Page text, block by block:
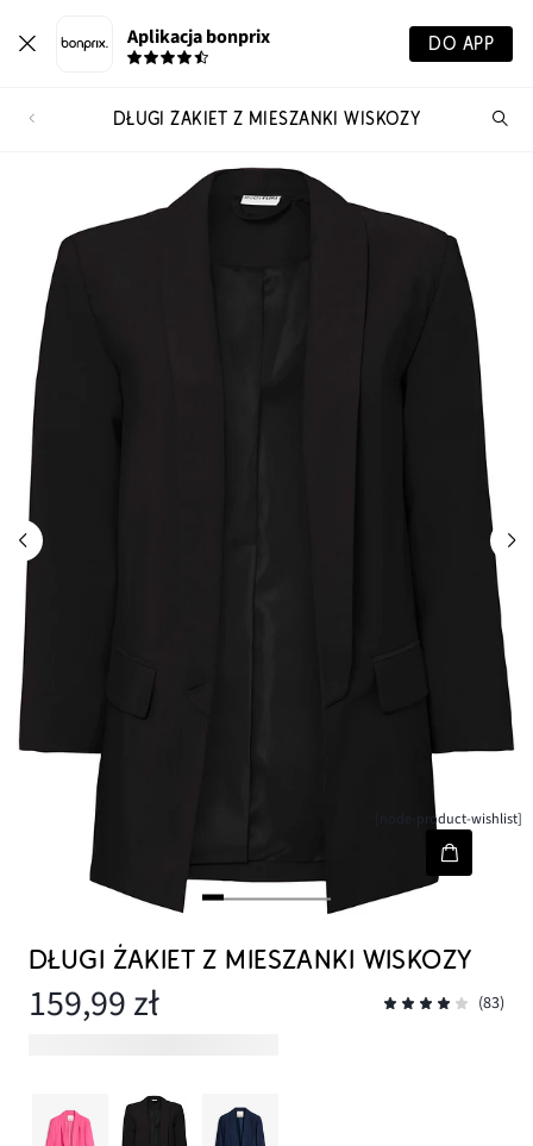
Aplikacja bonprix DO APP
DŁUGI ŻAKIET Z MIESZANKI WISKOZY
[node-product-wishlist]
DŁUGI ŻAKIET Z MIESZANKI WISKOZY
159,99 zł (83)